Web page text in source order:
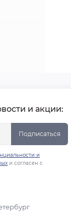
и акции:
Подписаться
и
и согласен с